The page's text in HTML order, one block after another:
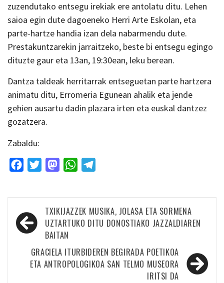
zuzendutako entsegu irekiak ere antolatu ditu. Lehen
saioa egin dute dagoeneko Herri Arte Eskolan, eta
parte-hartze handia izan dela nabarmendu dute.
Prestakuntzarekin jarraitzeko, beste bi entsegu egingo
dituzte gaur eta 13an, 19:30ean, leku berean.
Dantza taldeak herritarrak entseguetan parte hartzera
animatu ditu, Erromeria Egunean ahalik eta jende
gehien ausartu dadin plazara irten eta euskal dantzez
gozatzera.
Zabaldu:
FacebookTwitterMastodonWhatsApp
Bidalketetan
zehar
nabigatu
TXIKIJAZZEK MUSIKA, JOLASA ETA SORMENA
UZTARTUKO DITU DONOSTIAKO JAZZALDIAREN
BAITAN
GRACIELA ITURBIDEREN BEGIRADA POETIKOA
ETA ANTROPOLOGIKOA SAN TELMO MUSEORA
IRITSI DA